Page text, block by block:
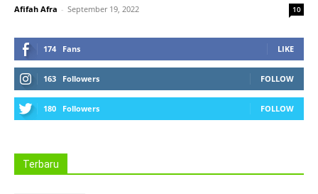
Afifah Afra - September 19, 2022 10
174 Fans LIKE
163 Followers FOLLOW
180 Followers FOLLOW
Terbaru